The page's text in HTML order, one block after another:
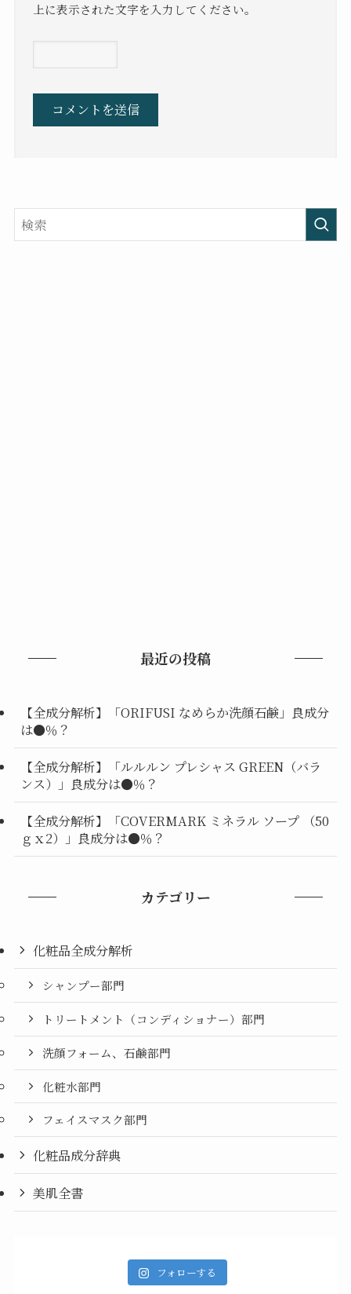
上に表示された文字を入力してください。
最近の投稿
【全成分解析】「ORIFUSI なめらか洗顔石鹸」良成分
は●％？
【全成分解析】「ルルルン プレシャス GREEN（バラ
ンス）」良成分は●％？
【全成分解析】「COVERMARK ミネラル ソープ （50
ｇｘ2）」良成分は●％？
カテゴリー
化粧品全成分解析
シャンプー部門
トリートメント（コンディショナー）部門
洗顔フォーム、石鹸部門
化粧水部門
フェイスマスク部門
化粧品成分辞典
美肌全書
フォローする